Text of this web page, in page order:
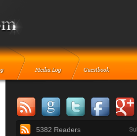
5382 Readers